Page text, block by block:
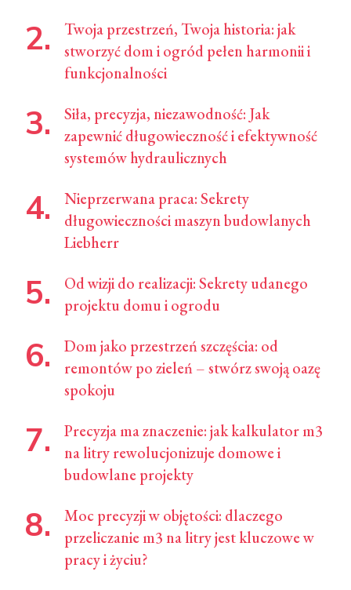
Twoja przestrzeń, Twoja historia: jak
stworzyć dom i ogród pełen harmonii i
funkcjonalności
Siła, precyzja, niezawodność: Jak
zapewnić długowieczność i efektywność
systemów hydraulicznych
Nieprzerwana praca: Sekrety
długowieczności maszyn budowlanych
Liebherr
Od wizji do realizacji: Sekrety udanego
projektu domu i ogrodu
Dom jako przestrzeń szczęścia: od
remontów po zieleń – stwórz swoją oazę
spokoju
Precyzja ma znaczenie: jak kalkulator m3
na litry rewolucjonizuje domowe i
budowlane projekty
Moc precyzji w objętości: dlaczego
przeliczanie m3 na litry jest kluczowe w
pracy i życiu?